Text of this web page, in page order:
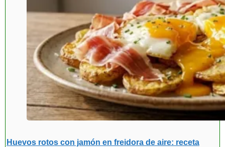
Huevos rotos con jamón en freidora de aire: receta